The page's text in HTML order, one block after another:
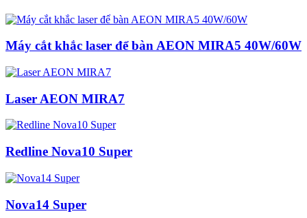
Máy cắt khắc laser để bàn AEON MIRA5 40W/60W
Laser AEON MIRA7
Redline Nova10 Super
Nova14 Super